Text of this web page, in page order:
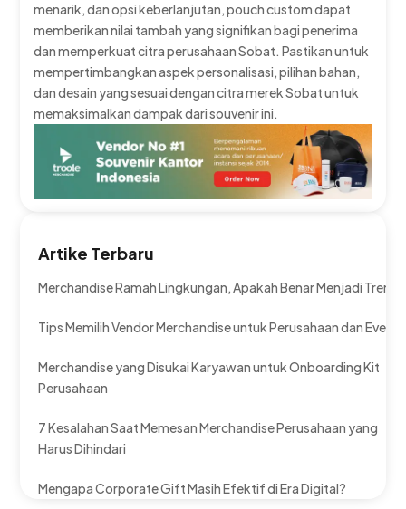
menarik, dan opsi keberlanjutan, pouch custom dapat
memberikan nilai tambah yang signifikan bagi penerima
dan memperkuat citra perusahaan Sobat. Pastikan untuk
mempertimbangkan aspek personalisasi, pilihan bahan,
dan desain yang sesuai dengan citra merek Sobat untuk
memaksimalkan dampak dari souvenir ini.
Artike Terbaru
Merchandise Ramah Lingkungan, Apakah Benar Menjadi Tren?
Tips Memilih Vendor Merchandise untuk Perusahaan dan Event
Merchandise yang Disukai Karyawan untuk Onboarding Kit
Perusahaan
7 Kesalahan Saat Memesan Merchandise Perusahaan yang
Harus Dihindari
Mengapa Corporate Gift Masih Efektif di Era Digital?